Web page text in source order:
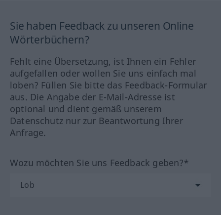
Sie haben Feedback zu unseren Online
Wörterbüchern?
Fehlt eine Übersetzung, ist Ihnen ein Fehler
aufgefallen oder wollen Sie uns einfach mal
loben? Füllen Sie bitte das Feedback-Formular
aus. Die Angabe der E-Mail-Adresse ist
optional und dient gemäß unserem
Datenschutz nur zur Beantwortung Ihrer
Anfrage.
Wozu möchten Sie uns Feedback geben?*